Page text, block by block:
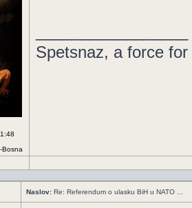
Bosna
Spetsnaz, a force for
Naslov: Re: Referendum o ulasku BiH u NATO ...